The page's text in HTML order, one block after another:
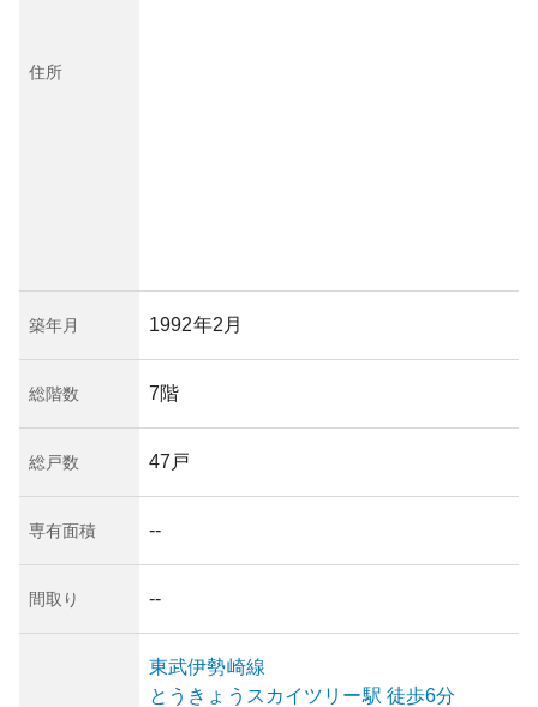
住所
築年月 1992年2月
総階数 7階
総戸数 47戸
専有面積 --
間取り --
東武伊勢崎線
とうきょうスカイツリー駅 徒歩6分